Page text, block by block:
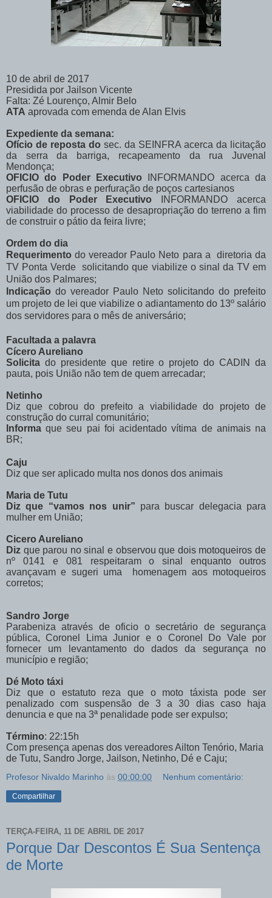
10 de abril de 2017
Presidida por Jailson Vicente
Falta: Zé Lourenço, Almir Belo
ATA aprovada com emenda de Alan Elvis
Expediente da semana:
Ofício de reposta do sec. da SEINFRA acerca da licitação
da serra da barriga, recapeamento da rua Juvenal
Mendonça;
OFICIO do Poder Executivo
INFORMANDO acerca da
perfusão de obras e perfuração de poços cartesianos
OFICIO do Poder Executivo
INFORMANDO acerca
viabilidade do processo de desapropriação do terreno a fim
de construir o pátio da feira livre;
Ordem do dia
Requerimento do vereador Paulo Neto para a diretoria da
TV Ponta Verde solicitando que viabilize o sinal da TV em
União dos Palmares;
Indicação do vereador Paulo Neto solicitando do prefeito
um projeto de lei que viabilize o adiantamento do 13º salário
dos servidores para o mês de aniversário;
Facultada a palavra
Cícero Aureliano
Solicita do presidente que retire o projeto do CADIN da
pauta, pois União não tem de quem arrecadar;
Netinho
Diz que cobrou do prefeito a viabilidade do projeto de
construção do curral comunitário;
Informaque seu pai foi acidentado vítima de animais na
BR;
Caju
Diz que ser aplicado multa nos donos dos animais
Maria de Tutu
Diz que “vamos nos unir” para buscar delegacia para
mulher em União;
Cicero Aureliano
Diz que parou no sinal e observou que dois motoqueiros de
nº 0141 e 081 respeitaram o sinal enquanto outros
avançavam e sugeri uma
homenagem aos motoqueiros
corretos;
Sandro Jorge
Parabeniza através de oficio o secretário de segurança
pública, Coronel Lima Junior e o Coronel Do Vale por
fornecer um levantamento do dados da segurança no
município e região;
Dé Moto táxi
Diz que o estatuto reza que o moto táxista pode ser
penalizado com suspensão de 3 a 30 dias caso haja
denuncia e que na 3ª penalidade pode ser expulso;
Término: 22:15h
Com presença apenas dos vereadores Ailton Tenório, Maria
de Tutu, Sandro Jorge, Jailson, Netinho, Dé e Caju;
Profesor Nivaldo Marinho às 00:00:00 Nenhum comentário:
Compartilhar
TERÇA-FEIRA, 11 DE ABRIL DE 2017
Porque Dar Descontos É Sua Sentença
de Morte